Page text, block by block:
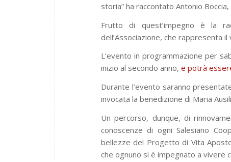
storia” ha raccontato Antonio
Frutto di quest’impegno è la
dell’Associazione, che rappresenta
L’evento in programmazione per
inizio al secondo anno, e potrà
Durante l’evento saranno
invocata la benedizione di Maria
Un percorso, dunque, di
conoscenze di ogni Salesiano
bellezze del Progetto di Vita
che ognuno si è impegnato a vivere